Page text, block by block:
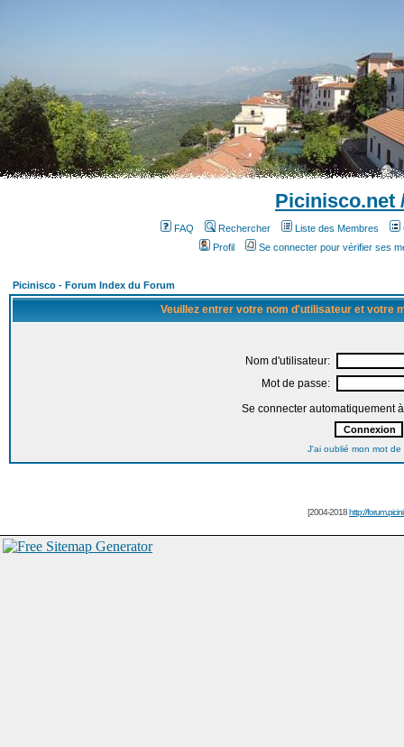
Picinisco.net
FAQ Rechercher Liste des Membres
Profil
Se connecter pour vérifier ses
Picinisco - Forum Index du Forum
Veuillez entrer votre nom d'utilisateur et votre
Nom d'utilisateur:
Mot de passe:
Se connecter automatiquement
J'ai oublié mon mot de
[2004-2018http://